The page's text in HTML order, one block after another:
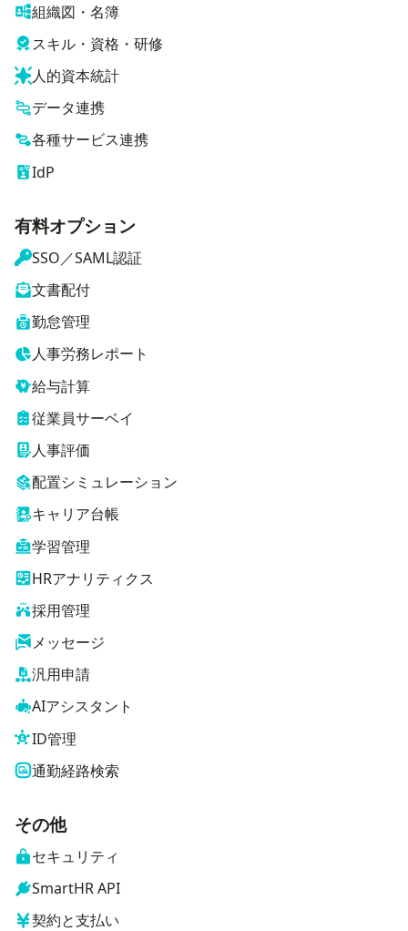
組織図・名簿
スキル・資格・研修
人的資本統計
データ連携
各種サービス連携
IdP
有料オプション
SSO／SAML認証
文書配付
勤怠管理
人事労務レポート
給与計算
従業員サーベイ
人事評価
配置シミュレーション
キャリア台帳
学習管理
HRアナリティクス
採用管理
メッセージ
汎用申請
AIアシスタント
ID管理
通勤経路検索
その他
セキュリティ
SmartHR API
契約と支払い